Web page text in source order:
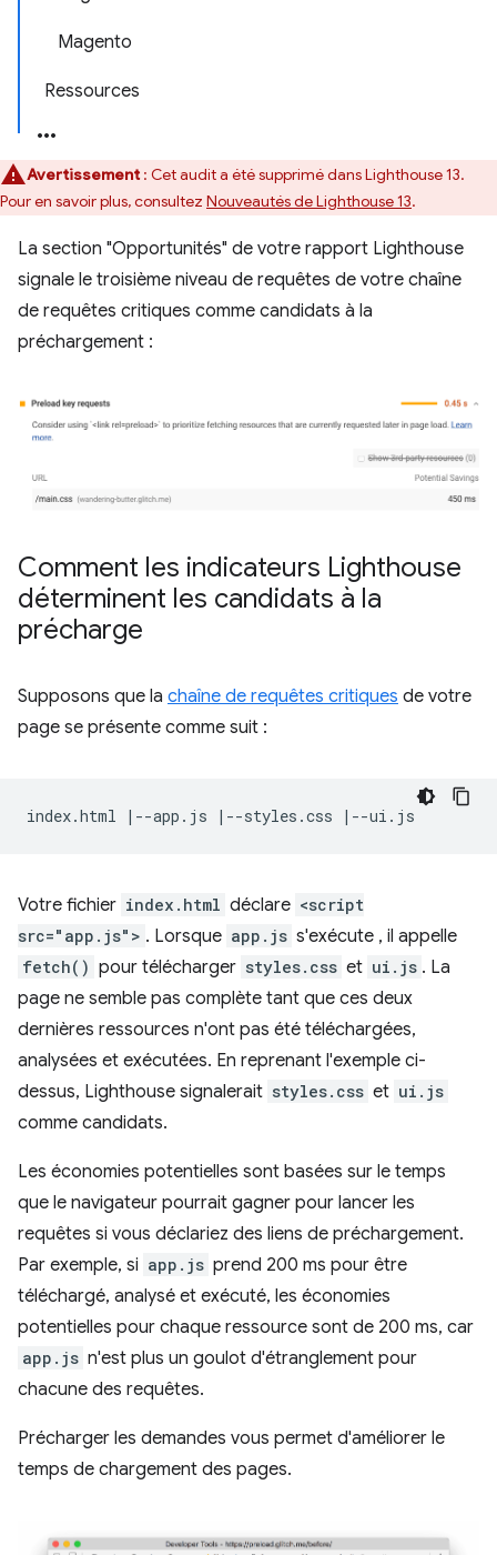
Magento
Ressources
Avertissement: Cet audit a été supprimé dans Lighthouse 13.
Pour en savoir plus, consultez Nouveautés de Lighthouse 13.
La section "Opportunités" de votre rapport Lighthouse
signale le troisième niveau de requêtes de votre chaîne
de requêtes critiques comme candidats à la
préchargement :
Comment les indicateurs Lighthouse
déterminent les candidats à la
précharge
Supposons que la chaîne de requêtes critiques de votre
page se présente comme suit :
Votre fichier index.html déclare <script
src="app.js"> . Lorsque app.js s'exécute , il appelle
fetch() pour télécharger styles.css et ui.js . La
page ne semble pas complète tant que ces deux
dernières ressources n'ont pas été téléchargées,
analysées et exécutées. En reprenant l'exemple ci-
dessus, Lighthouse signalerait styles.css et ui.js
comme candidats.
Les économies potentielles sont basées sur le temps
que le navigateur pourrait gagner pour lancer les
requêtes si vous déclariez des liens de préchargement.
Par exemple, si app.js prend 200 ms pour être
téléchargé, analysé et exécuté, les économies
potentielles pour chaque ressource sont de 200 ms, car
app.js n'est plus un goulot d'étranglement pour
chacune des requêtes.
Précharger les demandes vous permet d'améliorer le
temps de chargement des pages.